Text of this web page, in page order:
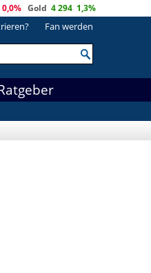
0,0% Gold 4 294 1,3%
Fan werden